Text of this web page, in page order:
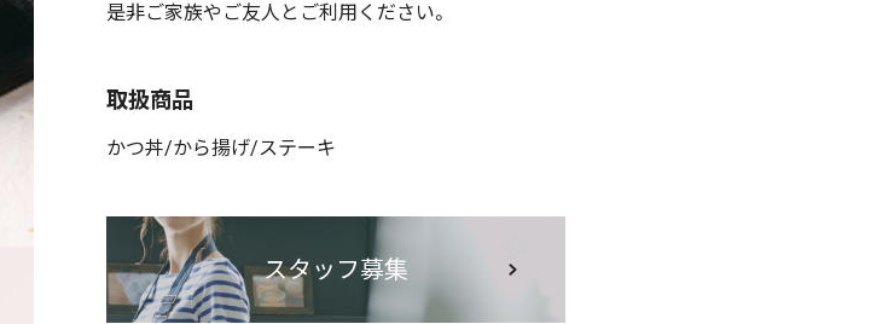
是非ご家族やご友人とご利用ください。
取扱商品
かつ丼/から揚げ/ステーキ
スタッフ募集